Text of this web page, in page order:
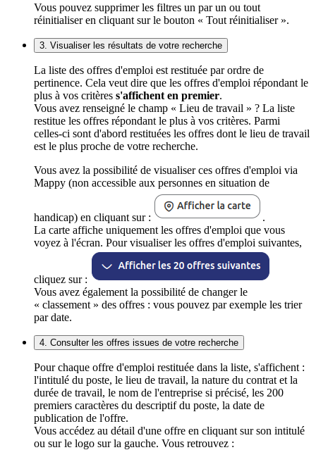
Vous pouvez supprimer les filtres un par un ou tout
réinitialiser en cliquant sur le bouton « Tout réinitialiser ».
3. Visualiser les résultats de votre recherche
La liste des offres d'emploi est restituée par ordre de
pertinence. Cela veut dire que les offres d'emploi répondant le
plus à vos critères s'affichent en premier.
Vous avez renseigné le champ « Lieu de travail » ? La liste
restitue les offres répondant le plus à vos critères. Parmi
celles-ci sont d'abord restituées les offres dont le lieu de travail
est le plus proche de votre recherche.
Vous avez la possibilité de visualiser ces offres d'emploi via
Mappy (non accessible aux personnes en situation de
handicap) en cliquant sur :
.
La carte affiche uniquement les offres d'emploi que vous
voyez à l'écran. Pour visualiser les offres d'emploi suivantes,
cliquez sur :
Vous avez également la possibilité de changer le
« classement » des offres : vous pouvez par exemple les trier
par date.
4. Consulter les offres issues de votre recherche
Pour chaque offre d'emploi restituée dans la liste, s'affichent :
l'intitulé du poste, le lieu de travail, la nature du contrat et la
durée de travail, le nom de l'entreprise si précisé, les 200
premiers caractères du descriptif du poste, la date de
publication de l'offre.
Vous accédez au détail d'une offre en cliquant sur son intitulé
ou sur le logo sur la gauche. Vous retrouvez :